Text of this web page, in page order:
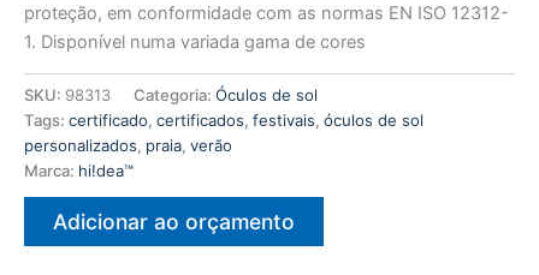
proteção, em conformidade com as normas EN ISO 12312-
1. Disponível numa variada gama de cores
SKU: 98313 Categoria: Óculos de sol
Tags: certificado, certificados, festivais, óculos de sol
personalizados, praia, verão
Marca: hi!dea™
Adicionar ao orçamento